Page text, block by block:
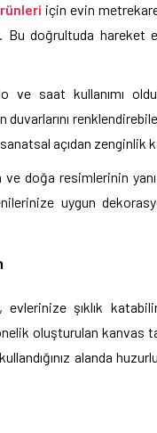
için evin
doğrultuda hareket
saat kullanımı
duvarlarını
açıdan zenginlik
doğa resimlerinin
uygun
şıklık
oluşturulan kanvas
alanda